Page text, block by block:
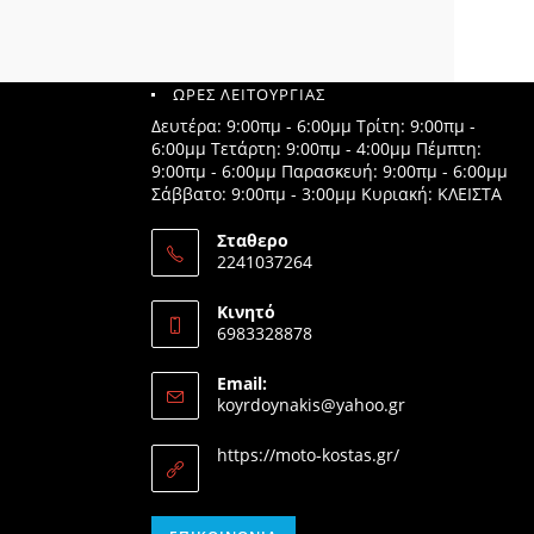
ΩΡΕΣ ΛΕΙΤΟΥΡΓΙΑΣ
Δευτέρα: 9:00πμ - 6:00μμ Τρίτη: 9:00πμ -
6:00μμ Τετάρτη: 9:00πμ - 4:00μμ Πέμπτη:
9:00πμ - 6:00μμ Παρασκευή: 9:00πμ - 6:00μμ
Σάββατο: 9:00πμ - 3:00μμ Κυριακή: ΚΛΕΙΣΤΑ
Σταθερο
2241037264
in
your
Κινητό
6983328878
in
your
application
Email:
koyrdoynakis@yahoo.grOpens
https://moto-kostas.gr/